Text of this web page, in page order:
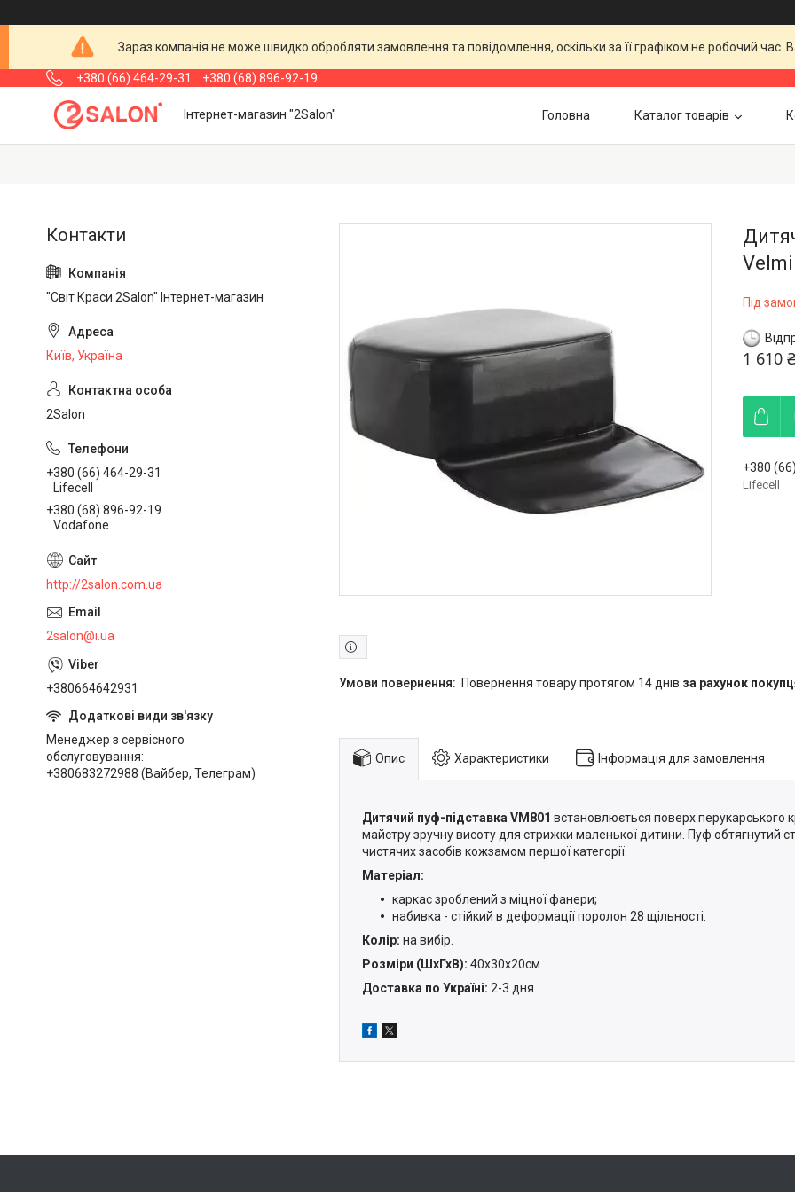
Зараз компанія не може швидко обробляти замовлення та повідомлення, оскільки за її графіком не робочий
+380 (66) 464-29-31 +380 (68) 896-92-19
Інтернет-магазин "2Salon" Головна Каталог товарів
Під
1 610 ₴
+380
Lifecell
повернення товару протягом 14 днів за рахунок
Опис Характеристики Інформація для замовлення
Дитячий пуф-підставка VM801 встановлюється поверх перукарського
майстру зручну висоту для стрижки маленької дитини. Пуф обтягнутий
чистячих засобів кожзамом першої категорії.
Матеріал:
каркас зроблений з міцної фанери;
набивка - стійкий в деформації поролон 28 щільності.
Колір: на вибір.
Розміри (ШхГхВ): 40x30x20см
Доставка по Україні: 2-3 дня.
"Світ Краси 2Salon" Інтернет-магазин
Київ, Україна
2Salon
+380 (66) 464-29-31
Lifecell
+380 (68) 896-92-19
Vodafone
http://2salon.com.ua
2salon@i.ua
+380664642931
Менеджер з сервісного
обслуговування
+380683272988 (Вайбер, Телеграм)